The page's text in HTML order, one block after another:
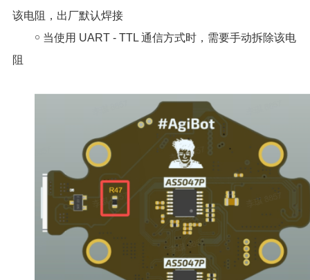
该电阻，出厂默认焊接
￮ 当使用 UART - TTL 通信方式时，需要手动拆除该电
阻